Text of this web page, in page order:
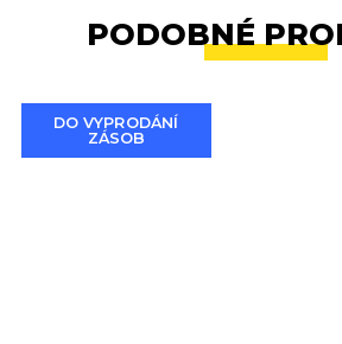
PODOBNÉ
DO VYPRODÁNÍ
ZÁSOB